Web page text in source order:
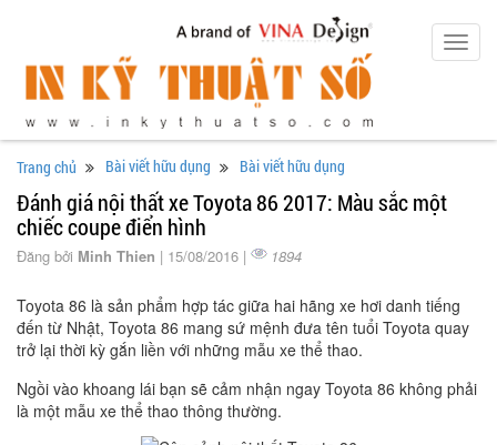
Trang chủ Bài viết hữu dụng Bài viết hữu dụng
Đánh giá nội thất xe Toyota 86 2017: Màu sắc một
chiếc coupe điển hình
Đăng bởi Minh Thien | 15/08/2016 | 1894
Toyota 86 là sản phẩm hợp tác giữa hai hãng xe hơi danh tiếng
đến từ Nhật, Toyota 86 mang sứ mệnh đưa tên tuổi Toyota quay
trở lại thời kỳ gắn liền với những mẫu xe thể thao.
Ngồi vào khoang lái bạn sẽ cảm nhận ngay Toyota 86 không phải
là một mẫu xe thể thao thông thường.